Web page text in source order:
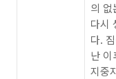
의 없
다시
다.
난 이
지중